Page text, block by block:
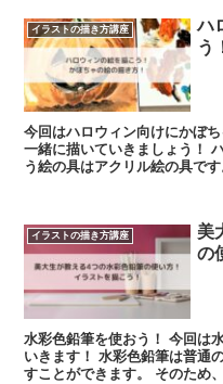
イラストの描き方講座
ハ
う
今回はハロウィン向けにかぼ
一緒に描いていきましょう！
う絵の具はアクリル絵の具で
イラストの描き方講座
美
の
水彩色鉛筆を使おう！ 今回は
いきます！ 水彩色鉛筆は普通
すことができます。 そのため